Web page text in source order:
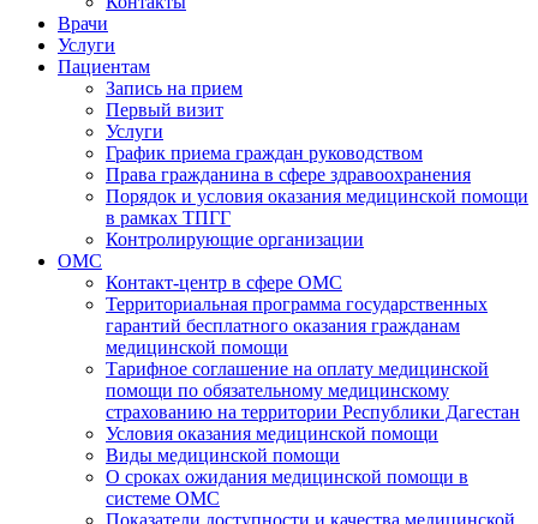
Врачи
Услуги
Пациентам
Запись на прием
Первый визит
Услуги
График приема граждан руководством
Права гражданина в сфере здравоохранения
Порядок и условия оказания медицинской помощи
в рамках ТПГГ
Контролирующие организации
ОМС
Контакт-центр в сфере ОМС
Территориальная программа государственных
гарантий бесплатного оказания гражданам
медицинской помощи
Тарифное соглашение на оплату медицинской
помощи по обязательному медицинскому
страхованию на территории Республики Дагестан
Условия оказания медицинской помощи
Виды медицинской помощи
О сроках ожидания медицинской помощи в
системе ОМС
Показатели доступности и качества медицинской